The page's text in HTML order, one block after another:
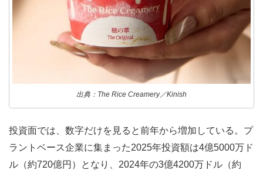
出典：The Rice Creamery／Kinish
投資面では、数字だけを見ると前年から増加している。 プ
ラントベース企業に集まった2025年投資額は4億5000万ド
ル（約720億円）となり、2024年の3億4200万ドル（約